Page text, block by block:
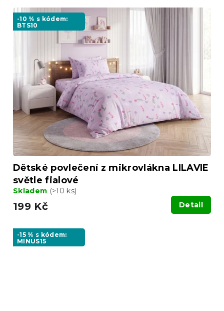
-10 % s kódem:
BTS10
Dětské povlečení z mikrovlákna LILAVIE
světle fialové
Skladem (>10 ks)
199 Kč Detail
-15 % s kódem:
MINUS15